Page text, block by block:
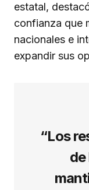
estatal,
confianza que
nacionales e
expandir sus
“Los